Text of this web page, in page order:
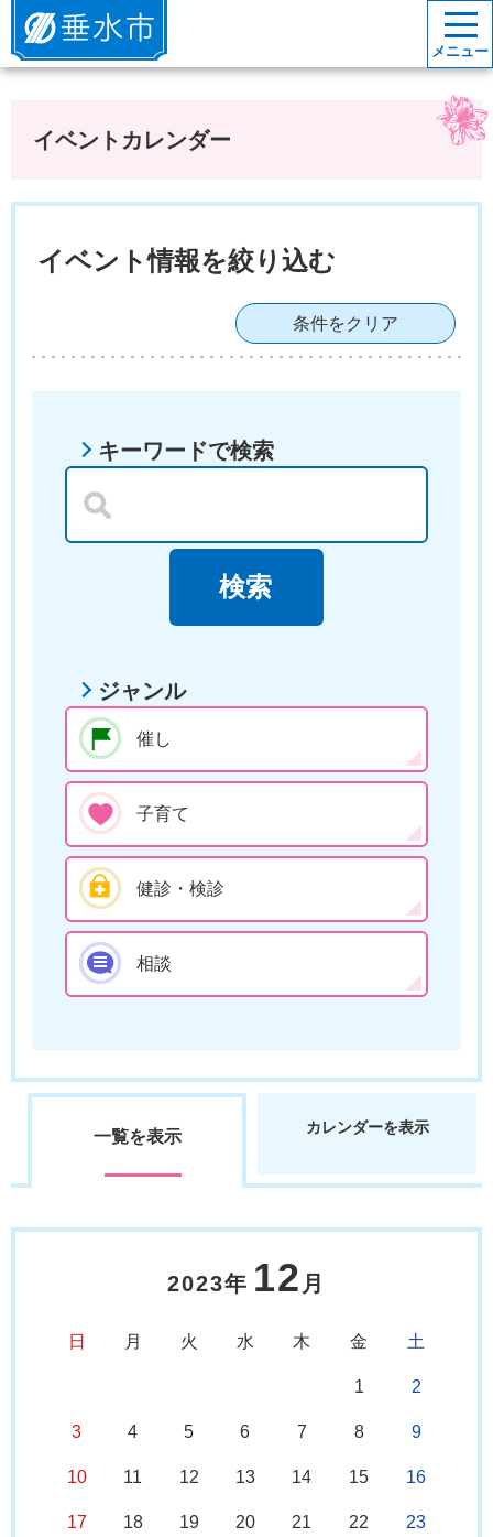
垂水市
メニュー
イベントカレンダー
イベント情報を絞り込む
条件をクリア
キーワードで検索
ジャンル
催し
子育て
健診・検診
相談
一覧を表示 カレンダーを表示
2023年 12 月
日 月 火 水 木 金 土
1 2
3 4 5 6 7 8 9
10 11 12 13 14 15 16
17 18 19 20 21 22 23